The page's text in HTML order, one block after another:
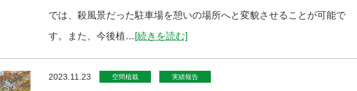
では、殺風景だった駐車場を憩いの場所へと変貌させることが可能で
す。また、今後植… [続きを読む]
2023.11.23 空間植栽 実績報告